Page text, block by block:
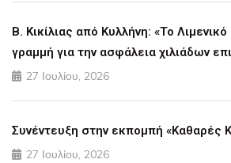
Β. Κικίλιας από Κυλλήνη: «Το
γραμμή για την ασφάλεια χιλιάδων
27 Ιουλίου, 2026
Συνέντευξη στην εκπομπή «Καθαρές
27 Ιουλίου, 2026